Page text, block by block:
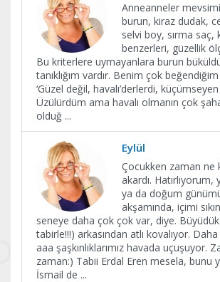
Anneanneler
burun, kiraz dudak,
selvi boy, sırma saç,
benzerleri, güzellik
Bu kriterlere uymayanlara burun
tanıklığım vardır. Benim çok
‘Güzel değil, havalı’derlerdi, küçümseyen
Üzülürdüm ama havalı olmanın çok
olduğ ...
Eylül
Çocukken zaman ne
akardı. Hatırlıyorum,
ya da doğum
akşamında, içimi
seneye daha çok çok var, diye.
tabirle!!!) arkasından atlı kovalıyor. Daha
aaa şaşkınlıklarımız havada uçuşuyor.
zaman:) Tabii Erdal Eren mesela, bunu
İsmail de ...